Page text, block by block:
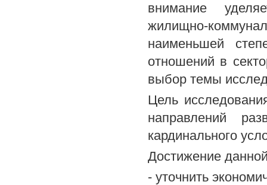
внимание
жилищно-
наименьшей
отношений в
выбор темы
Цель
направлений
кардинального
Достижение
- уточнить